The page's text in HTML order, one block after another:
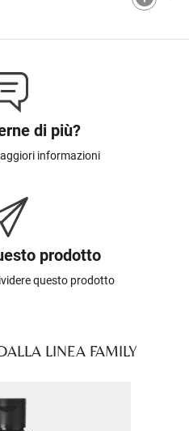
di più?
informazioni
prodotto
questo prodotto
LINEA FAMILY